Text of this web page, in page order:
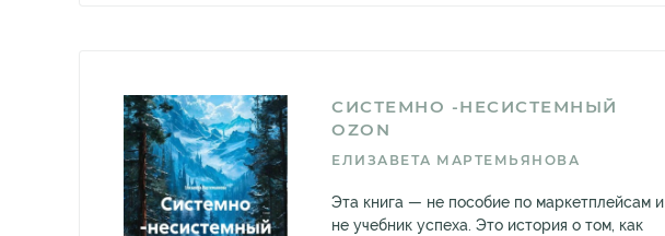
СИСТЕМНО -НЕСИСТЕМНЫЙ
OZON
ЕЛИЗАВЕТА МАРТЕМЬЯНОВА
Эта книга — не пособие по маркетплейсам и
не учебник успеха. Это история о том, как